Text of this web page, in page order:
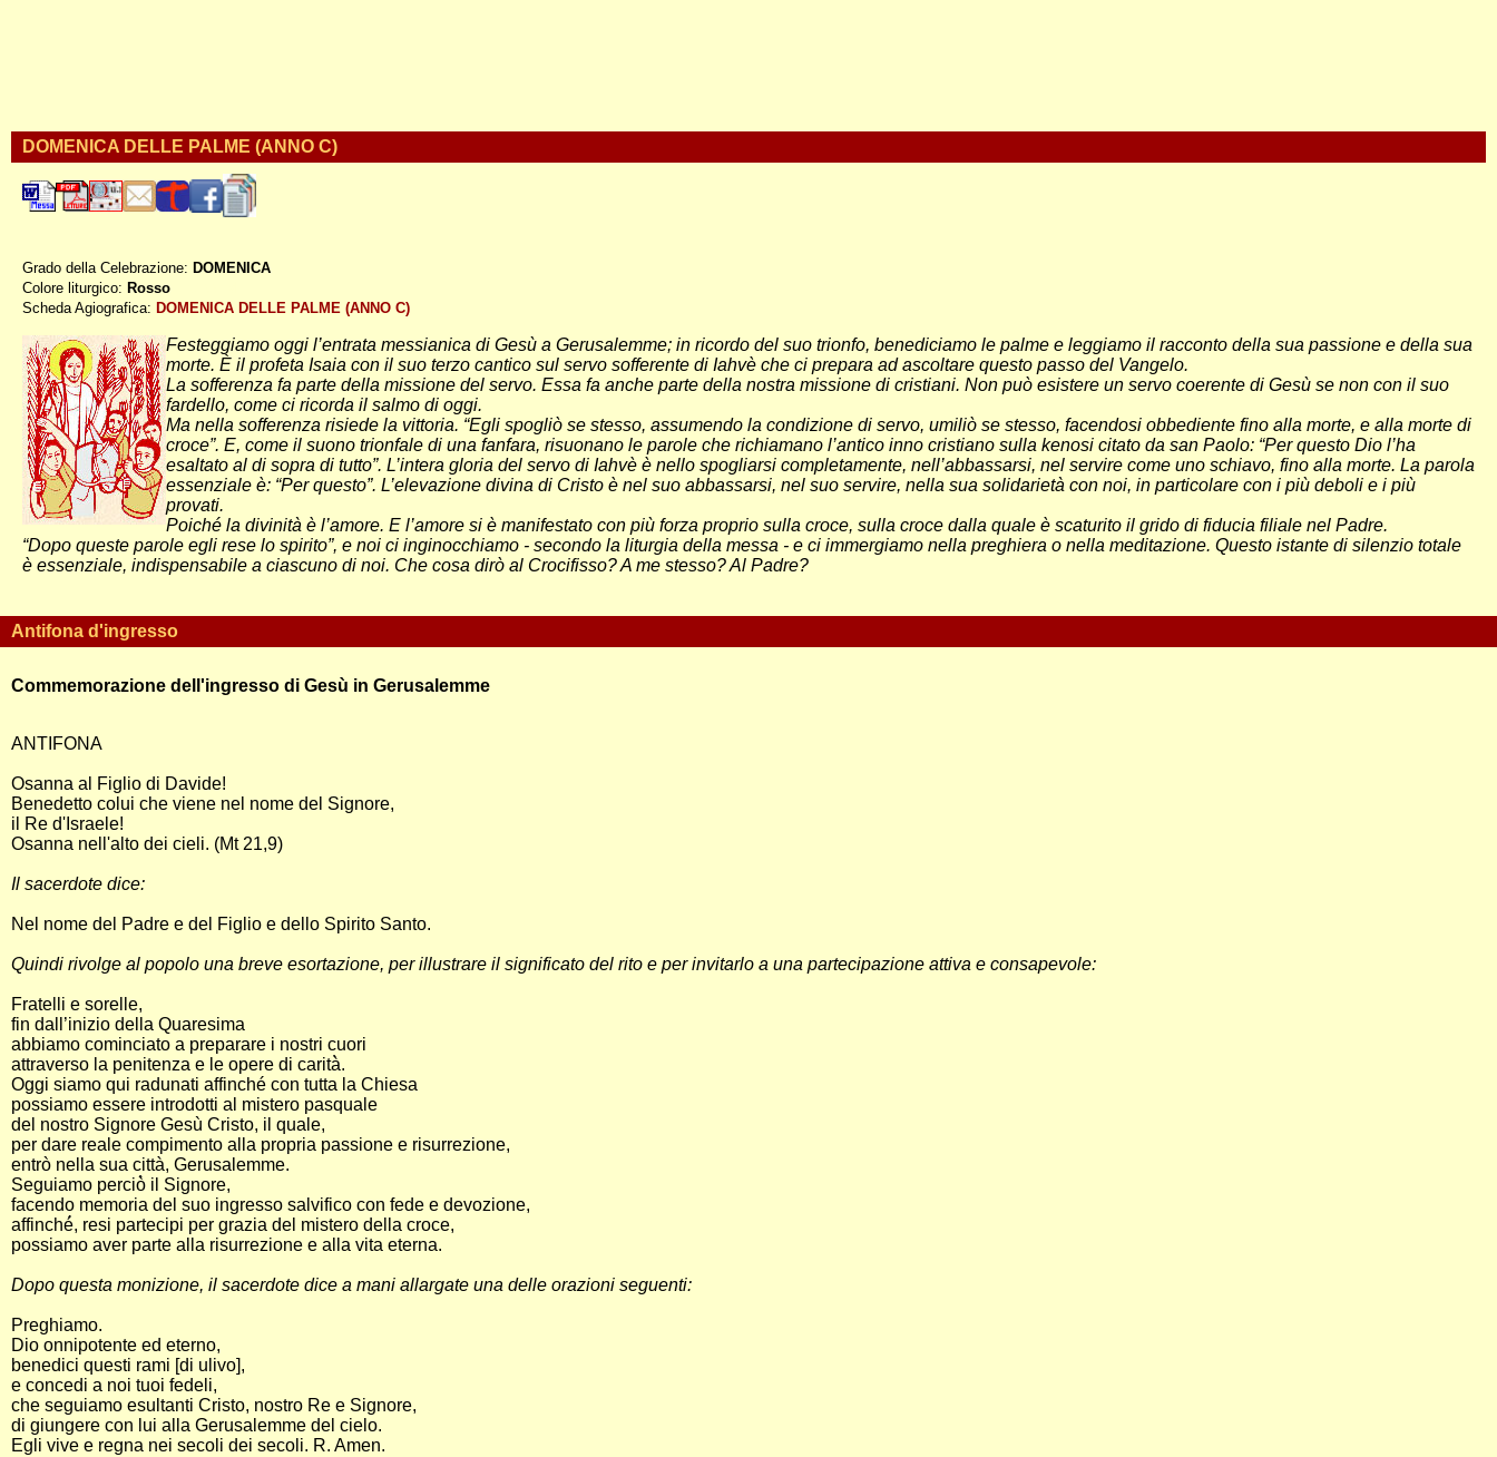
DOMENICA DELLE PALME (ANNO C)
Grado della Celebrazione: DOMENICA
Colore liturgico: Rosso
Scheda Agiografica: DOMENICA DELLE PALME (ANNO C)
Festeggiamo oggi l’entrata messianica di Gesù a Gerusalemme; in ricordo del suo trionfo, benediciamo le palme e leggiamo il racconto della sua passione e della sua
morte. È il profeta Isaia con il suo terzo cantico sul servo sofferente di Iahvè che ci prepara ad ascoltare questo passo del Vangelo.
La sofferenza fa parte della missione del servo. Essa fa anche parte della nostra missione di cristiani. Non può esistere un servo coerente di Gesù se non con il suo
fardello, come ci ricorda il salmo di oggi.
Ma nella sofferenza risiede la vittoria. “Egli spogliò se stesso, assumendo la condizione di servo, umiliò se stesso, facendosi obbediente fino alla morte, e alla morte di
croce”. E, come il suono trionfale di una fanfara, risuonano le parole che richiamano l’antico inno cristiano sulla kenosi citato da san Paolo: “Per questo Dio l’ha
esaltato al di sopra di tutto”. L’intera gloria del servo di Iahvè è nello spogliarsi completamente, nell’abbassarsi, nel servire come uno schiavo, fino alla morte. La parola
essenziale è: “Per questo”. L’elevazione divina di Cristo è nel suo abbassarsi, nel suo servire, nella sua solidarietà con noi, in particolare con i più deboli e i più
provati.
Poiché la divinità è l’amore. E l’amore si è manifestato con più forza proprio sulla croce, sulla croce dalla quale è scaturito il grido di fiducia filiale nel Padre.
“Dopo queste parole egli rese lo spirito”, e noi ci inginocchiamo - secondo la liturgia della messa - e ci immergiamo nella preghiera o nella meditazione. Questo istante di silenzio totale
è essenziale, indispensabile a ciascuno di noi. Che cosa dirò al Crocifisso? A me stesso? Al Padre?
Antifona d'ingresso
Commemorazione dell'ingresso di Gesù in Gerusalemme
ANTIFONA
Osanna al Figlio di Davide!
Benedetto colui che viene nel nome del Signore,
il Re d'Israele!
Osanna nell'alto dei cieli. (Mt 21,9)
Il sacerdote dice:
Nel nome del Padre e del Figlio e dello Spirito Santo.
Quindi rivolge al popolo una breve esortazione, per illustrare il significato del rito e per invitarlo a una partecipazione attiva e consapevole:
Fratelli e sorelle,
fin dall’inizio della Quaresima
abbiamo cominciato a preparare i nostri cuori
attraverso la penitenza e le opere di carità̀.
Oggi siamo qui radunati affinché con tutta la Chiesa
possiamo essere introdotti al mistero pasquale
del nostro Signore Gesù Cristo, il quale,
per dare reale compimento alla propria passione e risurrezione,
entrò nella sua città, Gerusalemme.
Seguiamo perciò̀ il Signore,
facendo memoria del suo ingresso salvifico con fede e devozione,
affinché́, resi partecipi per grazia del mistero della croce,
possiamo aver parte alla risurrezione e alla vita eterna.
Dopo questa monizione, il sacerdote dice a mani allargate una delle orazioni seguenti:
Preghiamo.
Dio onnipotente ed eterno,
benedici questi rami [di ulivo],
e concedi a noi tuoi fedeli,
che seguiamo esultanti Cristo, nostro Re e Signore,
di giungere con lui alla Gerusalemme del cielo.
Egli vive e regna nei secoli dei secoli. R. Amen.